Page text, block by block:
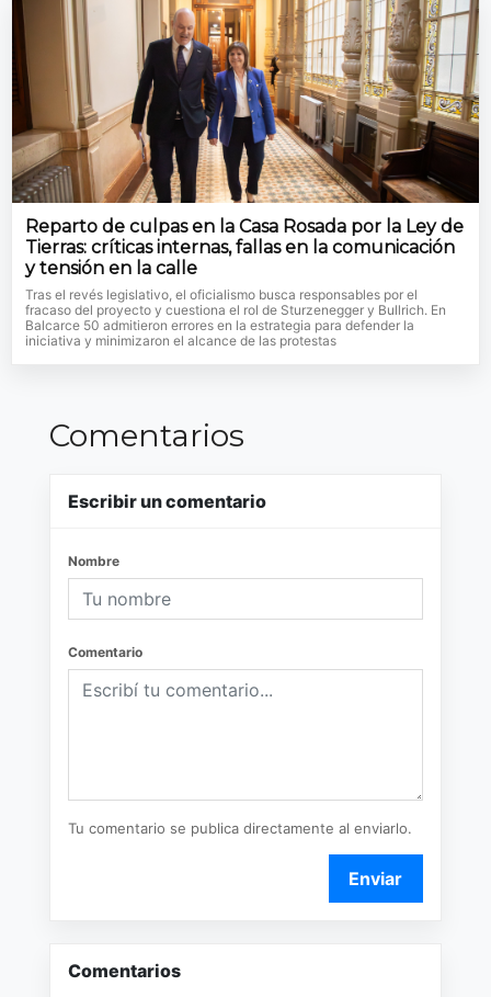
Reparto de culpas en la Casa Rosada por la Ley de
Tierras: críticas internas, fallas en la comunicación
y tensión en la calle
Tras el revés legislativo, el oficialismo busca responsables por el
fracaso del proyecto y cuestiona el rol de Sturzenegger y Bullrich. En
Balcarce 50 admitieron errores en la estrategia para defender la
iniciativa y minimizaron el alcance de las protestas
Comentarios
Escribir un comentario
Nombre
Comentario
Tu comentario se publica directamente al enviarlo.
Enviar
Comentarios